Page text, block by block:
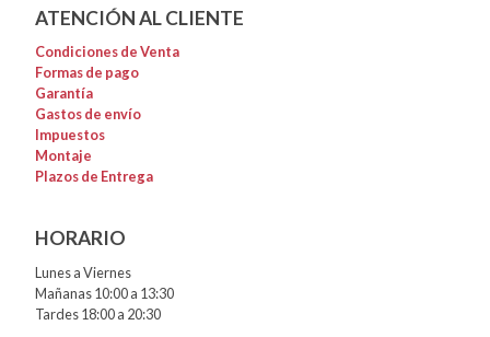
ATENCIÓN AL CLIENTE
Condiciones de Venta
Formas de pago
Garantía
Gastos de envío
Impuestos
Montaje
Plazos de Entrega
HORARIO
Lunes a Viernes
Mañanas 10:00 a 13:30
Tardes 18:00 a 20:30